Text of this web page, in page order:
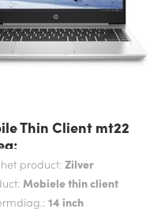
Thin Client mt22
product: Zilver
Mobiele thin client
14 inch